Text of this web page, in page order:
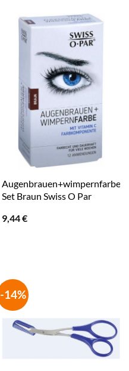
Augenbrauen+wimpernfarbe
Set Braun Swiss O Par
9,44€
-14%